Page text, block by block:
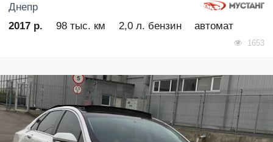
Днепр
2017 р.
98 тыс. км 2,0 л. бензин автомат
1653